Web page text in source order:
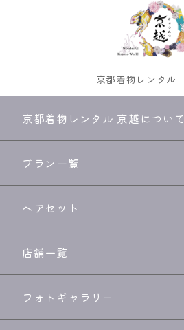
京都着物レンタル
京都着物レンタル 京越について
プラン一覧
ヘアセット
店舗一覧
フォトギャラリー